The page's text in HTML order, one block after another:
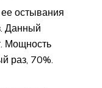
остывания
Данный
Мощность
раз, 70%.